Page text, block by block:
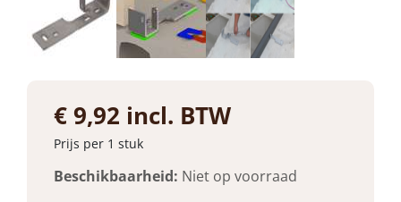
€ 9,92 incl. BTW
Prijs per 1 stuk
Beschikbaarheid: Niet op voorraad